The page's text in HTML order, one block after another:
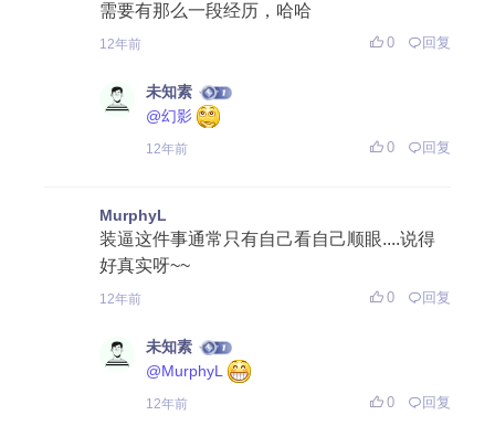
需要有那么一段经历，哈哈
12年前 0 回复
未知素
@幻影
12年前 0 回复
MurphyL
装逼这件事通常只有自己看自己顺眼....说得
好真实呀~~
12年前 0 回复
未知素
@MurphyL
12年前 0 回复